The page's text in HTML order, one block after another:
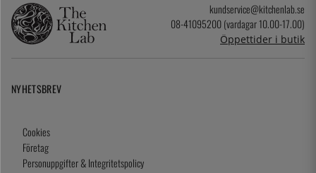
kundservice@kitchenlab.se
08-41095200 (vardagar 10.00-17.00)
Öppettider i butik
NYHETSBREV
Cookies
Företag
Personuppgifter & Integritetspolicy